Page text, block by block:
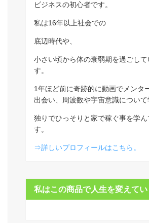
ビジネスの初心者です。
私は16年以上社会での
底辺時代や、
小さい頃から体の衰弱期を過ごし
す。
1年ほど前に奇跡的に動画でメンタ
出会い、周波数や宇宙意識について
独りでひっそりと家で稼ぐ事を学ん
す。
⇒詳しいプロフィールはこちら。
私はこの商品で人生を変えてい